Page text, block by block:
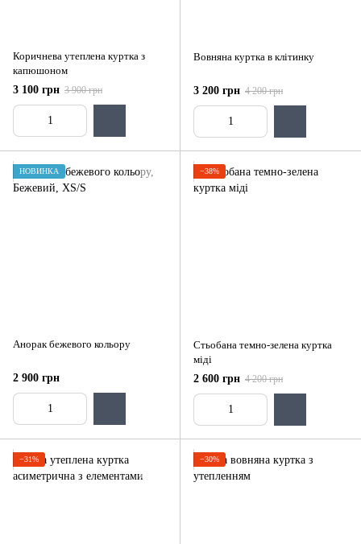
Коричнева утеплена куртка з
капюшоном
3 100 грн 3 900 грн
Вовняна куртка в клітинку
3 200 грн 4 200 грн
НОВИНКА
Анорак бежевого кольору
2 900 грн
−38%
Стьобана темно-зелена куртка
міді
2 600 грн 4 200 грн
−31% −30%